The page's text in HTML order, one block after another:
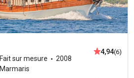
Fait sur mesure
2008
Marmaris
4,94(6)